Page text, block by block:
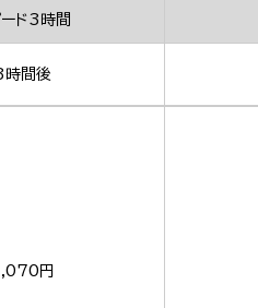
ド3時間
間後
円